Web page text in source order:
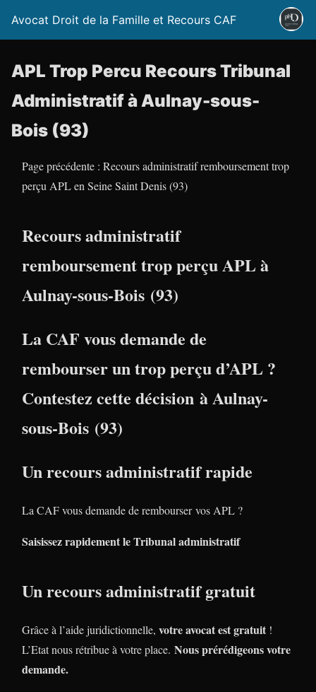
Avocat Droit de la Famille et Recours CAF
APL Trop Percu Recours Tribunal
Administratif à Aulnay-sous-
Bois (93)
Page précédente : Recours administratif remboursement trop
perçu APL en Seine Saint Denis (93)
Recours administratif
remboursement trop perçu APL à
Aulnay-sous-Bois (93)
La CAF vous demande de
rembourser un trop perçu d’APL ?
Contestez cette décision à Aulnay-
sous-Bois (93)
Un recours administratif rapide
La CAF vous demande de rembourser vos APL ?
Saisissez rapidement le Tribunal administratif
Un recours administratif gratuit
Grâce à l’aide juridictionnelle, votre avocat est gratuit !
L’Etat nous rétribue à votre place. Nous prérédigeons votre
demande.